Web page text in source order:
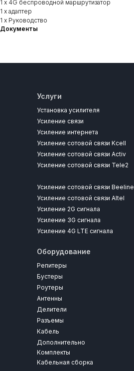
1 х 4G беспроводной маршрутизатор
1 х адаптер
1 х Руководство
Документы
Услуги
Оборудование
Установка усилителя
Репитеры
Бустеры
Роутеры
Антенны
Делители
Разъемы
Кабель
Дополнительно
Усиление связи
Усиление интернета
Усиление сотовой связи Kcell
Усиление сотовой связи Activ
Усиление сотовой связи Tele2
Усиление сотовой связи Beeline
Усиление сотовой связи Altel
Усиление 2G сигнала
Усиление 3G сигнала
Усиление 4G LTE сигнала
Кабельная сборка
Комплекты